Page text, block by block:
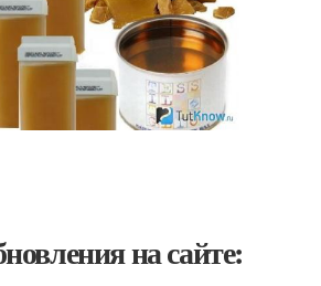
на сайте: